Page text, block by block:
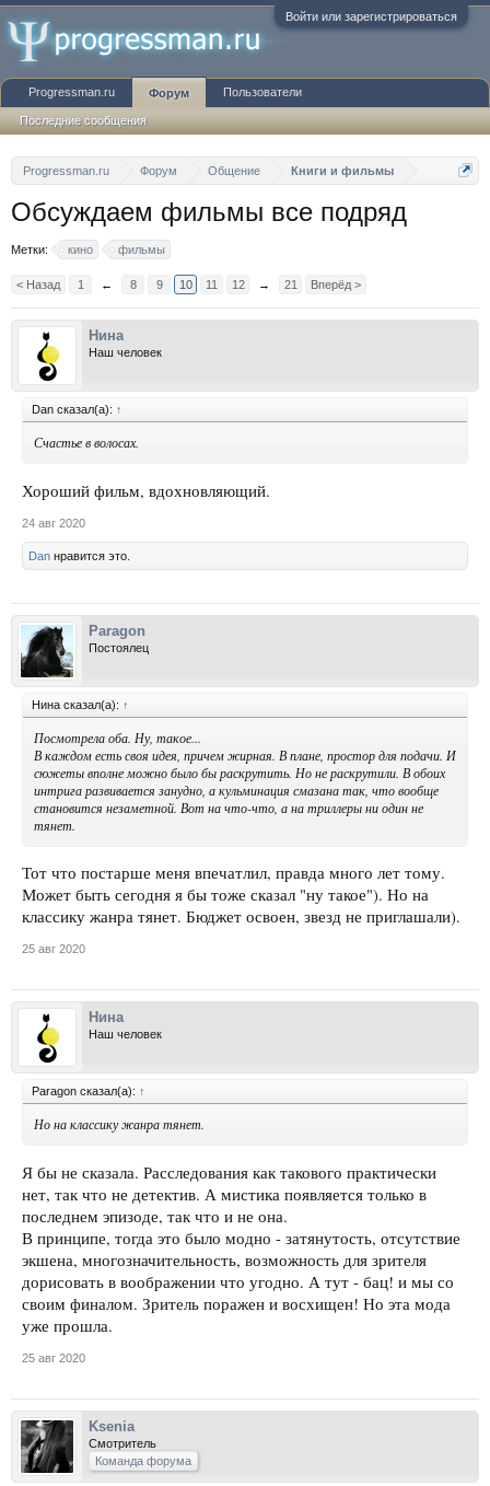
Войти или зарегистрироваться
Progressman.ru Форум Общение Книги и фильмы
Обсуждаем фильмы все подряд
Метки: кино фильмы
< Назад 1 ← 8 9 10 11 12 → 21 Вперёд >
Нина
Наш человек
Dan сказал(а): ↑
Счастье в волосах.
Хороший фильм, вдохновляющий.
24 авг 2020
Dan нравится это.
Paragon
Постоялец
Нина сказал(а): ↑
Посмотрела оба. Ну, такое...
В каждом есть своя идея, причем жирная. В плане, простор для подачи. И
сюжеты вполне можно было бы раскрутить. Но не раскрутили. В обоих
интрига развивается занудно, а кульминация смазана так, что вообще
становится незаметной. Вот на что-что, а на триллеры ни один не
тянет.
Тот что постарше меня впечатлил, правда много лет тому.
Может быть сегодня я бы тоже сказал "ну такое"). Но на
классику жанра тянет. Бюджет освоен, звезд не приглашали).
25 авг 2020
Нина
Наш человек
Paragon сказал(а): ↑
Но на классику жанра тянет.
Я бы не сказала. Расследования как такового практически
нет, так что не детектив. А мистика появляется только в
последнем эпизоде, так что и не она.
В принципе, тогда это было модно - затянутость, отсутствие
экшена, многозначительность, возможность для зрителя
дорисовать в воображении что угодно. А тут - бац! и мы со
своим финалом. Зритель поражен и восхищен! Но эта мода
уже прошла.
25 авг 2020
Ksenia
Смотритель
Команда форума
Progressman.ru Форум
Последние сообщения
Пользователи